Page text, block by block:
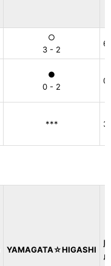
○
3 - 2
6
●
0 - 2
0
*** 3
YAMAGATA☆HIGASHI
勝
点